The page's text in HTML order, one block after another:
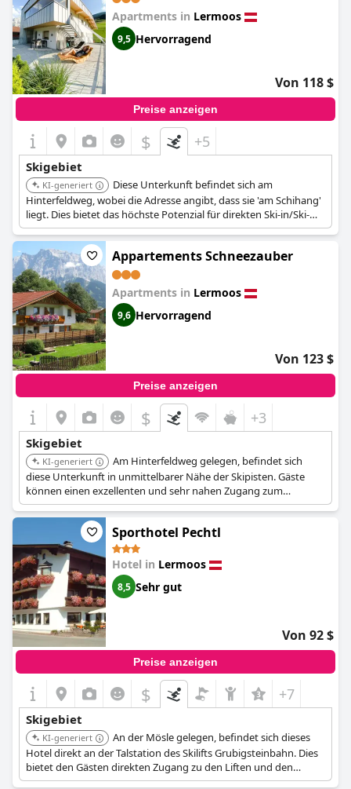
Apartments in Lermoos
9,5 Hervorragend
Von 118 $
Preise anzeigen
$ +5
Skigebiet
KI-generiert
Diese Unterkunft befindet sich am
Hinterfeldweg, wobei die Adresse angibt, dass sie 'am Schihang'
liegt. Dies bietet das höchste Potenzial für direkten Ski-in/Ski-
out-Zugang zu den Pisten des Skigebiets Lermoos.
Appartements Schneezauber
Apartments in Lermoos
9,6 Hervorragend
Von 123 $
Preise anzeigen
$ +3
Skigebiet
KI-generiert
Am Hinterfeldweg gelegen, befindet sich
diese Unterkunft in unmittelbarer Nähe der Skipisten. Gäste
können einen exzellenten und sehr nahen Zugang zum
Skifahren und Wintersport erwarten.
Sporthotel Pechtl
Hotel in Lermoos
8,5 Sehr gut
Von 92 $
Preise anzeigen
$ +7
Skigebiet
KI-generiert
An der Mösle gelegen, befindet sich dieses
Hotel direkt an der Talstation des Skilifts Grubigsteinbahn. Dies
bietet den Gästen direkten Zugang zu den Liften und den
umliegenden Skipisten.